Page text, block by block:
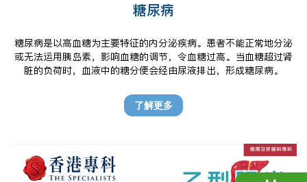
糖尿病
糖尿病是以高血糖为主要特征的内分泌疾病。患者不能正常地分泌
或无法运用胰岛素，影响血糖的调节，令血糖过高。当血糖超过肾
脏的负荷时，血液中的糖分便会经由尿液排出，形成糖尿病。
了解更多